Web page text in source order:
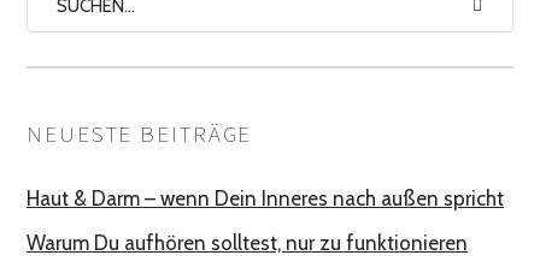
NEUESTE BEITRÄGE
Haut & Darm – wenn Dein Inneres nach außen spricht
Warum Du aufhören solltest, nur zu funktionieren